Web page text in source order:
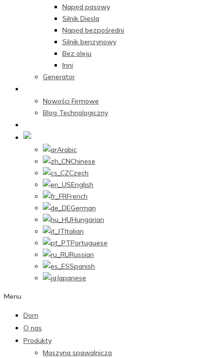
Napęd pasowy
Silnik Diesla
Napęd bezpośredni
Silnik benzynowy
Bez oleju
Inni
Generator
Nowości Firmowe
Blog Technologiczny
Arabic
Chinese
Czech
English
French
German
Hungarian
Italian
Portuguese
Russian
Spanish
Japanese
Menu
Dom
O nas
Produkty
Maszyna spawalnicza